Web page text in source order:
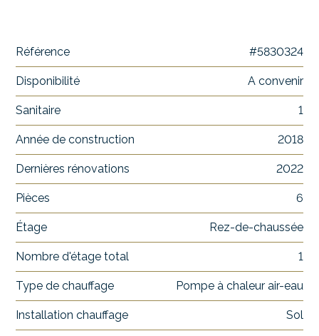
Référence #5830324
Disponibilité A convenir
Sanitaire 1
Année de construction 2018
Dernières rénovations 2022
Pièces 6
Étage Rez-de-chaussée
Nombre d'étage total 1
Type de chauffage Pompe à chaleur air-eau
Installation chauffage Sol